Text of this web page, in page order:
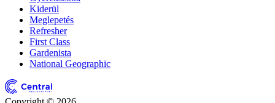
Kiderül
Meglepetés
Refresher
First Class
Gardenista
National Geographic